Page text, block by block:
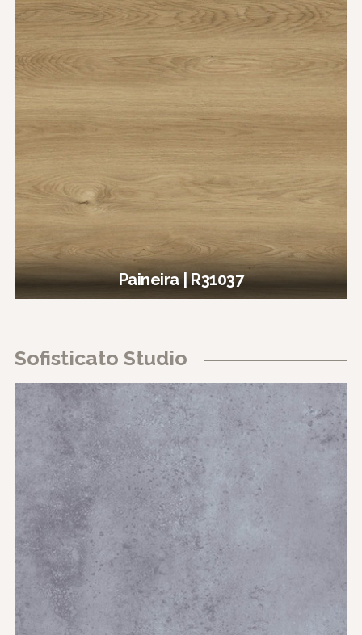
Paineira | R31037
Sofisticato Studio